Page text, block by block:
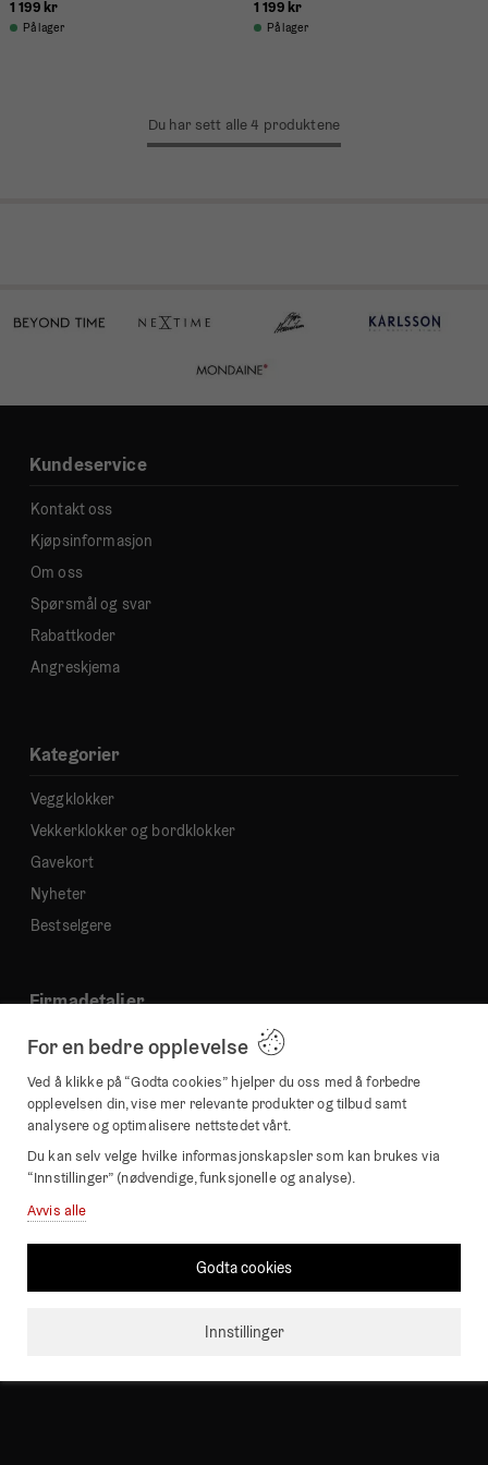
1 199 kr
På lager
1 199 kr
På lager
Du har sett alle 4 produktene
For en bedre opplevelse
Ved å klikke på “Godta cookies” hjelper du oss med å forbedre
opplevelsen din, vise mer relevante produkter og tilbud samt
analysere og optimalisere nettstedet vårt.
Du kan selv velge hvilke informasjonskapsler som kan brukes via
“Innstillinger” (nødvendige, funksjonelle og analyse).
Avvis alle
Innstillinger
Godta cookies
Kundeservice
Kontakt oss
Kjøpsinformasjon
Om oss
Spørsmål og svar
Rabattkoder
Angreskjema
Kategorier
Veggklokker
Vekkerklokker og bordklokker
Gavekort
Nyheter
Bestselgere
Firmadetaljer
Beyond Time / TWT Interior AB
Bärnstensgatan 14
25361 Helsingborg
Sverige
MVA registreringsnr: SE559042780201
VOEC nr: 2073056
E-post: